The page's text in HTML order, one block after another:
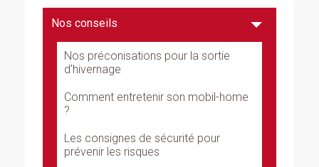
Nos conseils
Nos préconisations pour la sortie
d'hivernage
Comment entretenir son mobil-home
?
Les consignes de sécurité pour
prévenir les risques